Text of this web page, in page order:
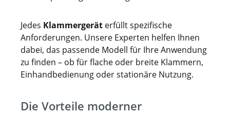
Jedes Klammergerät erfüllt spezifische
Anforderungen. Unsere Experten helfen Ihnen
dabei, das passende Modell für Ihre Anwendung
zu finden – ob für flache oder breite Klammern,
Einhandbedienung oder stationäre Nutzung.
Die Vorteile moderner